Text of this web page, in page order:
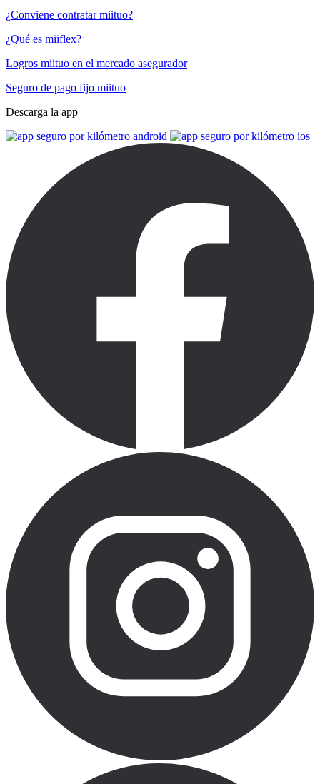
¿Conviene contratar miituo?
¿Qué es miiflex?
Logros miituo en el mercado asegurador
Seguro de pago fijo miituo
Descarga la app